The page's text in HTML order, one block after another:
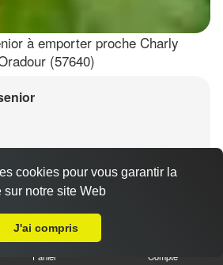
à emporter proche Charly
(57640)
mozzarella
Panier Compte
cookies pour vous garantir la
notre site Web
J'ai compris